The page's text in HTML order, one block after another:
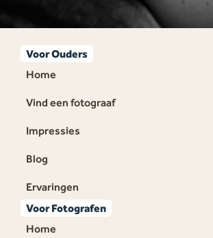
Voor Ouders
Home
Vind een fotograaf
Impressies
Blog
Ervaringen
Voor Fotografen
Home